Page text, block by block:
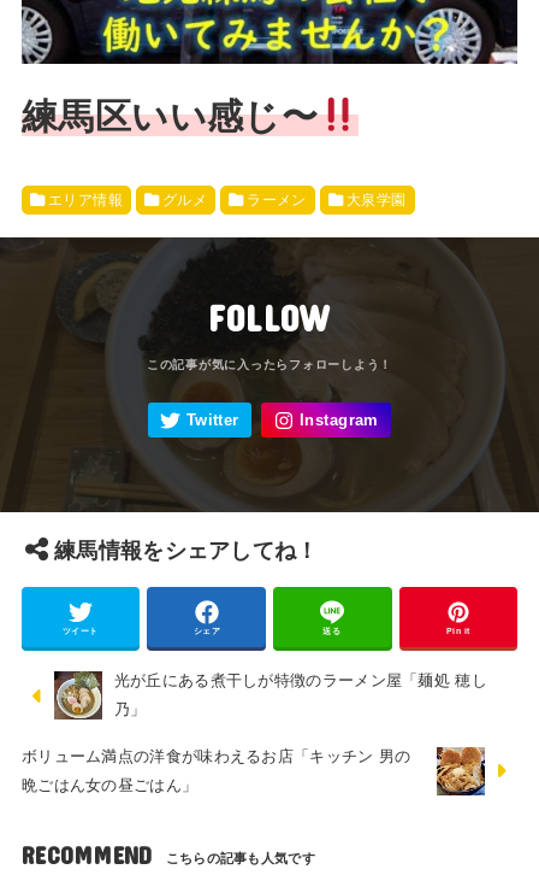
練馬区いい感じ〜
エリア情報 グルメ ラーメン 大泉学園
FOLLOW
練馬情報をシェアしてね！
ツイート シェア 送る Pin it
光が丘にある煮干しが特徴のラーメン屋「麺処 穂し
乃」
ボリューム満点の洋食が味わえるお店「キッチン 男の
晩ごはん女の昼ごはん」
RECOMMEND